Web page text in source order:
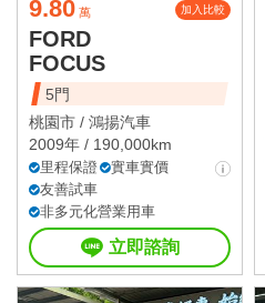
9.80 萬 加入比較
FORD
FOCUS
5門
桃園市 / 鴻揚汽車
2009年 / 190,000km
里程保證
實車實價
友善試車
非多元化營業用車
立即諮詢